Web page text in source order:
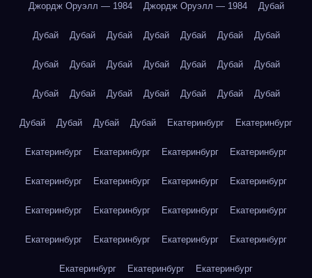
Джордж Оруэлл — 1984 Джордж Оруэлл — 1984 Дубай
Дубай Дубай Дубай Дубай Дубай Дубай Дубай
Дубай Дубай Дубай Дубай Дубай Дубай Дубай
Дубай Дубай Дубай Дубай Дубай Дубай Дубай
Дубай Дубай Дубай Дубай Екатеринбург Екатеринбург
Екатеринбург Екатеринбург Екатеринбург Екатеринбург
Екатеринбург Екатеринбург Екатеринбург Екатеринбург
Екатеринбург Екатеринбург Екатеринбург Екатеринбург
Екатеринбург Екатеринбург Екатеринбург Екатеринбург
Екатеринбург Екатеринбург Екатеринбург